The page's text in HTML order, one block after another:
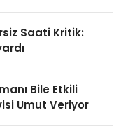
Saati Kritik:
Bile Etkili
Umut Veriyor